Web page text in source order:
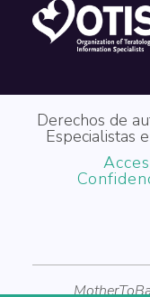
Derechos de
Especialistas